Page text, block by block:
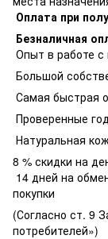
Оплата при
Безналичная
Опыт в работе с
Большой
Самая быстрая
Проверенные
Натуральная
8 % скидки на
14 дней на
покупки
(Согласно ст. 9
потребителей»)